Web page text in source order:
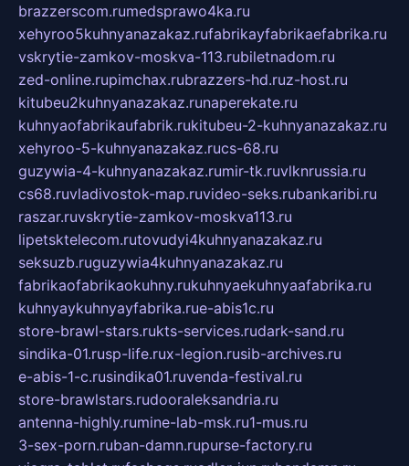
brazzerscom.rumedsprawo4ka.ru
xehyroo5kuhnyanazakaz.rufabrikayfabrikaefabrika.ru
vskrytie-zamkov-moskva-113.rubiletnadom.ru
zed-online.rupimchax.rubrazzers-hd.ruz-host.ru
kitubeu2kuhnyanazakaz.runaperekate.ru
kuhnyaofabrikaufabrik.rukitubeu-2-kuhnyanazakaz.ru
xehyroo-5-kuhnyanazakaz.rucs-68.ru
guzywia-4-kuhnyanazakaz.rumir-tk.ruvlknrussia.ru
cs68.ruvladivostok-map.ruvideo-seks.rubankaribi.ru
raszar.ruvskrytie-zamkov-moskva113.ru
lipetsktelecom.rutovudyi4kuhnyanazakaz.ru
seksuzb.ruguzywia4kuhnyanazakaz.ru
fabrikaofabrikaokuhny.rukuhnyaekuhnyaafabrika.ru
kuhnyaykuhnyayfabrika.rue-abis1c.ru
store-brawl-stars.rukts-services.rudark-sand.ru
sindika-01.rusp-life.rux-legion.rusib-archives.ru
e-abis-1-c.rusindika01.ruvenda-festival.ru
store-brawlstars.rudooraleksandria.ru
antenna-highly.rumine-lab-msk.ru1-mus.ru
3-sex-porn.ruban-damn.rupurse-factory.ru